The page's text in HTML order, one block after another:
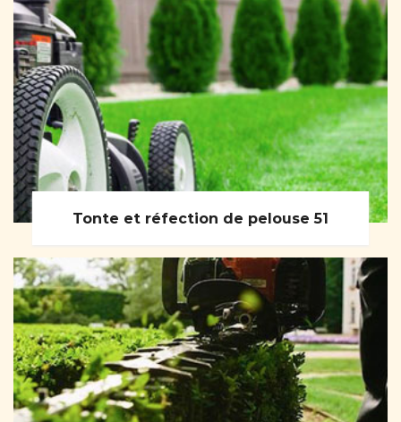
Tonte et réfection de pelouse 51